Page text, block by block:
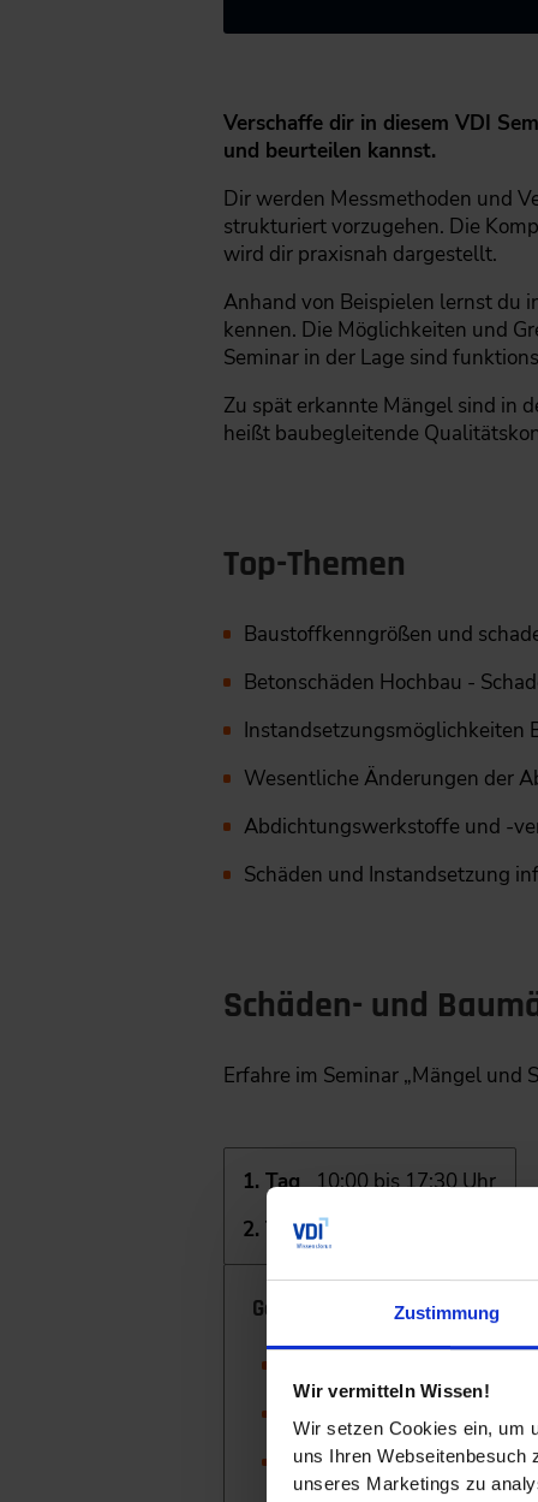
Zustimmung
Wir vermitteln Wissen!
Wir setzen Cookies ein, um
uns Ihren Webseitenbesuch
unseres Marketings zu
Verschaffe dir in diesem VDI
und beurteilen kannst.
Dir werden Messmethoden und
strukturiert vorzugehen. Die
wird dir praxisnah dargestellt.
Anhand von Beispielen lernst du
kennen. Die Möglichkeiten und
Seminar in der Lage sind
Zu spät erkannte Mängel sind in
heißt baubegleitende
Top-Themen
Baustoffkenngrößen und
Betonschäden Hochbau -
Instandsetzungsmöglichkeiten
Wesentliche Änderungen der
Abdichtungswerkstoffe und -
Schäden und Instandsetzung
Schäden- und
Erfahre im Seminar „Mängel und
1. Tag 10:00 bis 17:30 Uhr
2. Tag 09:00 bis 16:30 Uhr
Gebaute Infrastruktur
Standsicherheit
Lastveränderungen